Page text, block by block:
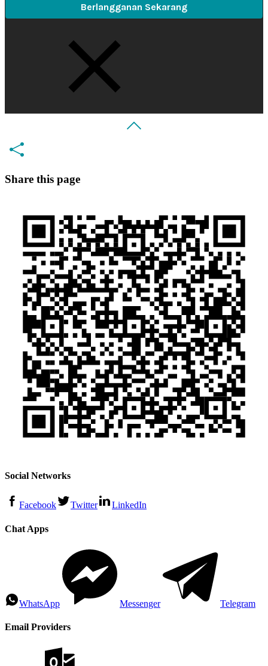
Berlangganan Sekarang
Share this page
Social Networks
Facebook Twitter LinkedIn
Chat Apps
WhatsApp Messenger Telegram
Email Providers